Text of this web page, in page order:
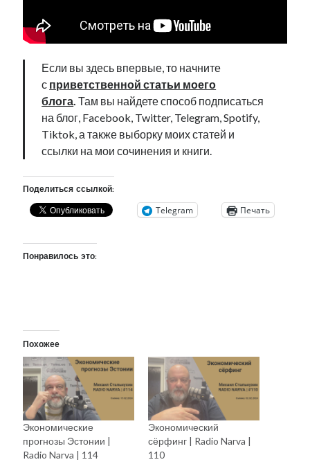
подкаст потеряны данные пресса
рийгикогу
т.х. ильвес
танк фотоотчет экономика экономика эстонии
эстония эстонский язык
Отзывы и предложения по блогу:
anton.stalnuhhin@gmail.com
Если вы здесь впервые, то начните
с приветственной статьи моего
блога. Там вы найдете способ подписаться
на блог, Facebook, Twitter, Telegram, Spotify,
Tiktok, а также выборку моих статей и
ссылки на мои сочинения и книги.
Поделиться ссылкой:
Telegram Печать
Понравилось это:
Похожее
Экономические
прогнозы Эстонии |
Radio Narva | 114
Экономический
сёрфинг | Radio Narva |
110